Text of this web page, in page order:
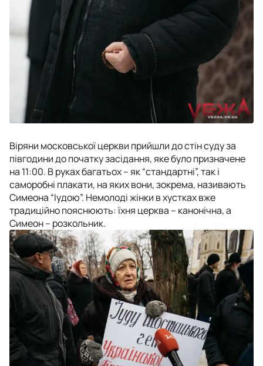
Віряни московської церкви прийшли до стін суду за
півгодини до початку засідання, яке було призначене
на 11:00. В руках багатьох – як “стандартні”, так і
саморобні плакати, на яких вони, зокрема, називають
Симеона “Іудою”. Немолоді жінки в хустках вже
традиційно пояснюють: їхня церква – канонічна, а
Симеон – розкольник.